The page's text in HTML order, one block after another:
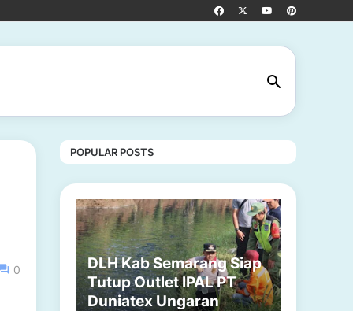
0
POPULAR POSTS
DLH Kab Semarang Siap
Tutup Outlet IPAL PT
Duniatex Ungaran